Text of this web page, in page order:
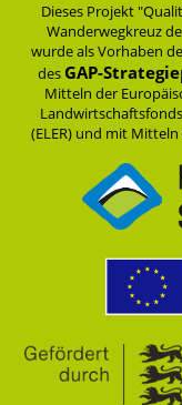
Dieses Projekt
Wanderwegkreuz
wurde als Vorhaben
des GAP-
Mitteln der
(ELER) und mit